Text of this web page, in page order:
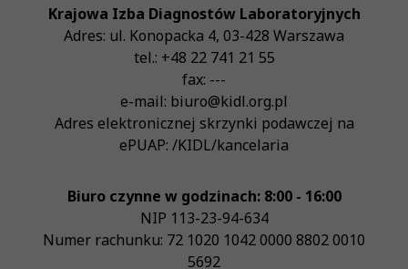
Krajowa Izba Diagnostów Laboratoryjnych
Adres: ul. Konopacka 4, 03-428 Warszawa
tel.: +48 22 741 21 55
fax: ---
e-mail: biuro@kidl.org.pl
Adres elektronicznej skrzynki podawczej na
ePUAP: /KIDL/kancelaria
Biuro czynne w godzinach: 8:00 - 16:00
NIP 113-23-94-634
Numer rachunku: 72 1020 1042 0000 8802 0010
5692